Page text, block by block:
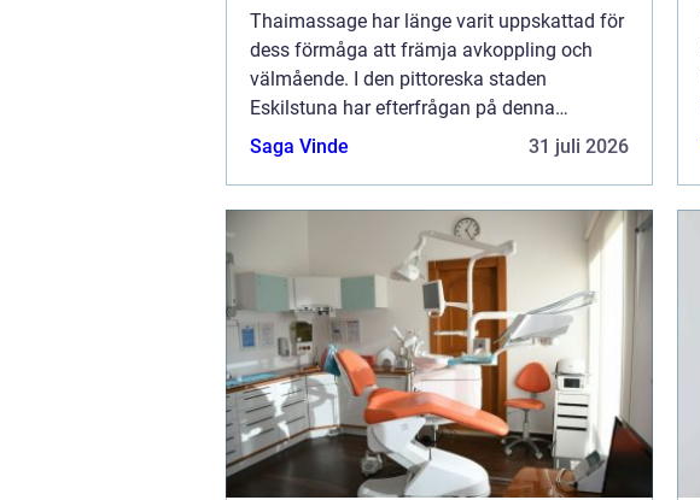
Thaimassage har länge varit uppskattad för
dess förmåga att främja avkoppling och
välmående. I den pittoreska staden
Eskilstuna har efterfrågan på denna
urgamla massageteknik vuxit sig allt
Saga Vinde 31 juli 2026